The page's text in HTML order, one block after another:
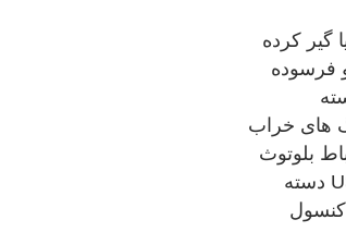
گیر کرده
فرسوده
های خراب
بلوتوث